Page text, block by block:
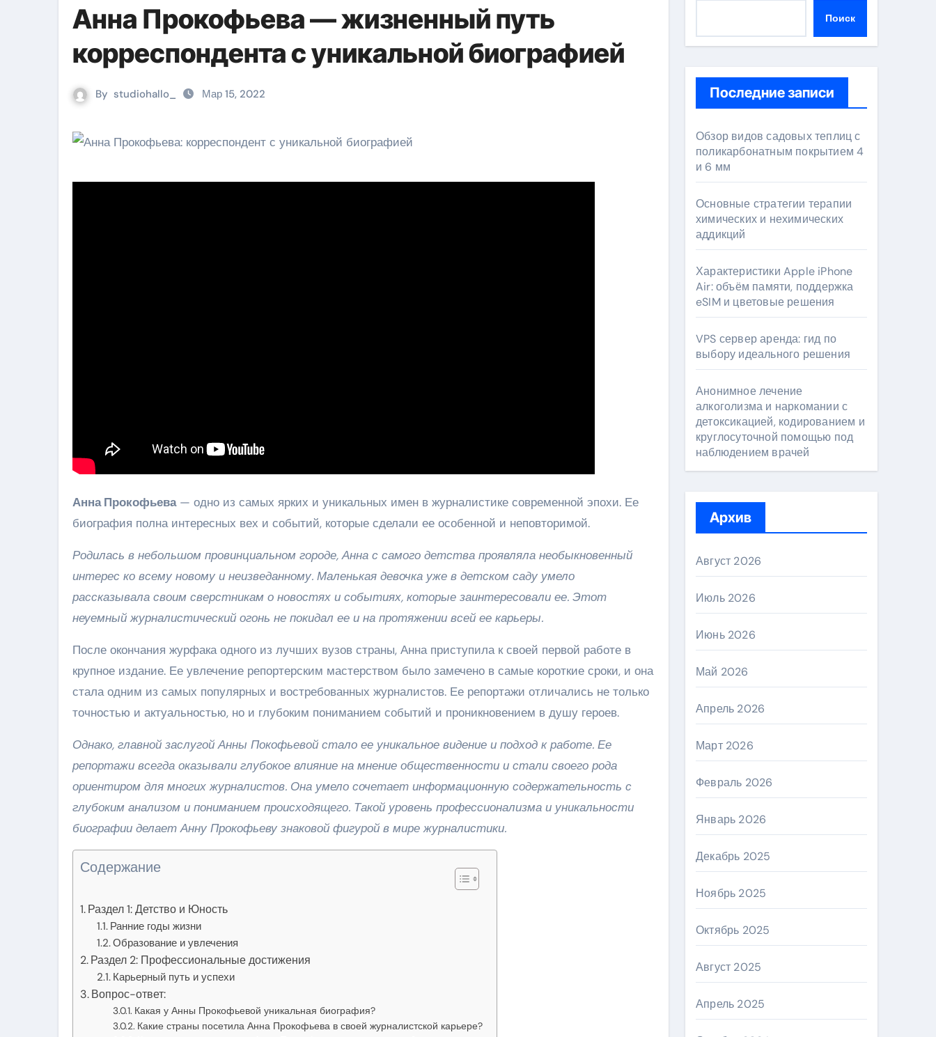
Анна Прокофьева — жизненный путь
корреспондента с уникальной биографией
By studiohallo_ Мар 15, 2022
Анна Прокофьева— одно из самых ярких и уникальных имен в журналистике современной эпохи. Ее
биография полна интересных вех и событий, которые сделали ее особенной и неповторимой.
Родилась в небольшом провинциальном городе, Анна с самого детства проявляла необыкновенный
интерес ко всему новому и неизведанному. Маленькая девочка уже в детском саду умело
рассказывала своим сверстникам о новостях и событиях, которые заинтересовали ее. Этот
неуемный журналистический огонь не покидал ее и на протяжении всей ее карьеры.
После окончания журфака одного из лучших вузов страны, Анна приступила к своей первой работе в
крупное издание. Ее увлечение репортерским мастерством было замечено в самые короткие сроки, и она
стала одним из самых популярных и востребованных журналистов. Ее репортажи отличались не только
точностью и актуальностью, но и глубоким пониманием событий и проникновением в душу героев.
Однако, главной заслугой Анны Покофьевой стало ее уникальное видение и подход к работе. Ее
репортажи всегда оказывали глубокое влияние на мнение общественности и стали своего рода
ориентиром для многих журналистов. Она умело сочетает информационную содержательность с
глубоким анализом и пониманием происходящего. Такой уровень профессионализма и уникальности
биографии делает Анну Прокофьеву знаковой фигурой в мире журналистики.
Содержание
Раздел 1: Детство и Юность
Ранние годы жизни
Образование и увлечения
Раздел 2: Профессиональные достижения
Карьерный путь и успехи
Вопрос-ответ:
Какая у Анны Прокофьевой уникальная биография?
Какие страны посетила Анна Прокофьева в своей журналистской карьере?
Поиск
Последние записи
Обзор видов садовых теплиц с
поликарбонатным покрытием 4
и 6 мм
Основные стратегии терапии
химических и нехимических
аддикций
Характеристики Apple iPhone
Air: объём памяти, поддержка
eSIM и цветовые решения
VPS сервер аренда: гид по
выбору идеального решения
Анонимное лечение
алкоголизма и наркомании с
детоксикацией, кодированием и
круглосуточной помощью под
наблюдением врачей
Архив
Август 2026
Июль 2026
Июнь 2026
Май 2026
Апрель 2026
Март 2026
Февраль 2026
Январь 2026
Декабрь 2025
Ноябрь 2025
Октябрь 2025
Август 2025
Апрель 2025